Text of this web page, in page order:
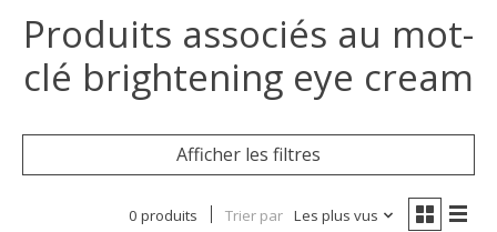
Produits associés au mot-
clé brightening eye cream
Afficher les filtres
0 produits Trier par Les plus vus